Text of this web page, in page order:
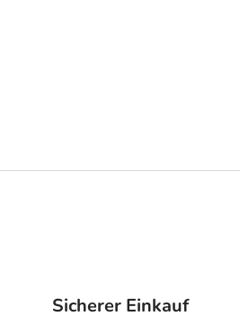
Sicherer Einkauf